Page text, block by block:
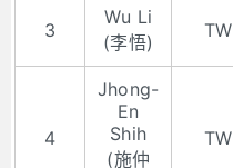
3
Wu Li
(李悟)
TW
4
Jhong-
En
Shih
(施仲
TW